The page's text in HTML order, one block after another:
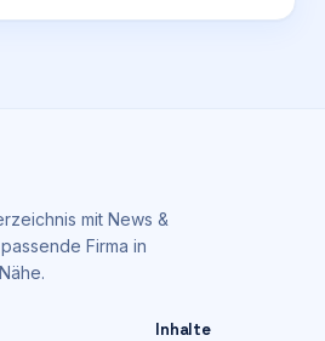
mit News &
Firma in
Inhalte